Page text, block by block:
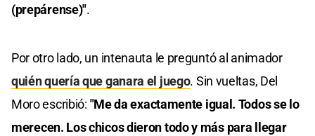
(prepárense)".
Por otro lado, un intenauta le preguntó al animador
quién quería que ganara el juego. Sin vueltas, Del
Moro escribió: "Me da exactamente igual. Todos se lo
merecen. Los chicos dieron todo y más para llegar